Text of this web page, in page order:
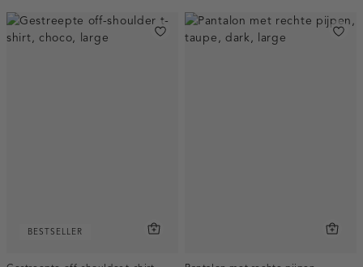
BESTSELLER